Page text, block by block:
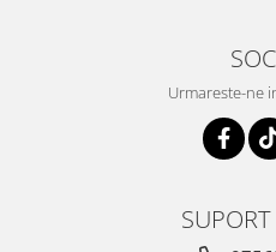
Urmareste-ne